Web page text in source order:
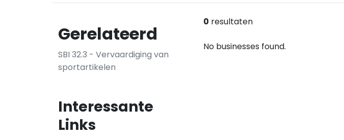
Gerelateerd
SBI 32.3 - Vervaardiging van
sportartikelen
Interessante
Links
0 resultaten
No businesses found.